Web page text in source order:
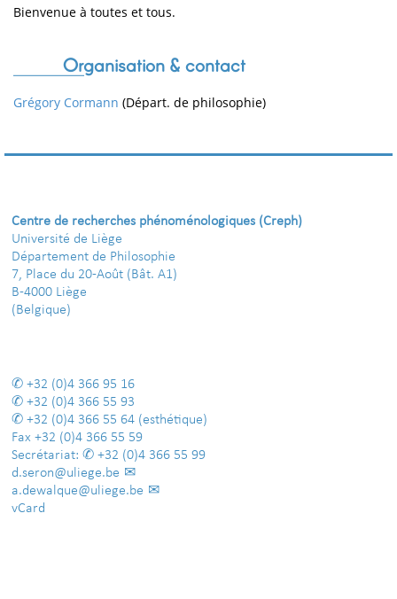
Bienvenue à toutes et tous.
Organisation & contact
Grégory Cormann (Départ. de philosophie)
Centre de recherches phénoménologiques (Creph)
Université de Liège
Département de Philosophie
7, Place du 20-Août (Bât. A1)
B-4000 Liège
(Belgique)
+32 (0)4 366 95 16
+32 (0)4 366 55 93
+32 (0)4 366 55 64 (esthétique)
Fax +32 (0)4 366 55 59
Secrétariat:
+32 (0)4 366 55 99
d.seron@uliege.be
a.dewalque@uliege.be
vCard